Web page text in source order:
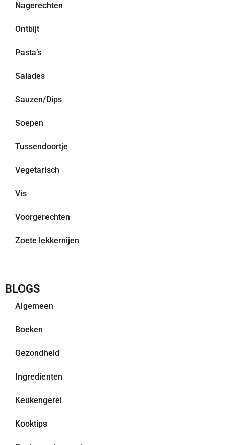
Nagerechten
Ontbijt
Pasta’s
Salades
Sauzen/Dips
Soepen
Tussendoortje
Vegetarisch
Vis
Voorgerechten
Zoete lekkernijen
BLOGS
Algemeen
Boeken
Gezondheid
Ingredienten
Keukengerei
Kooktips